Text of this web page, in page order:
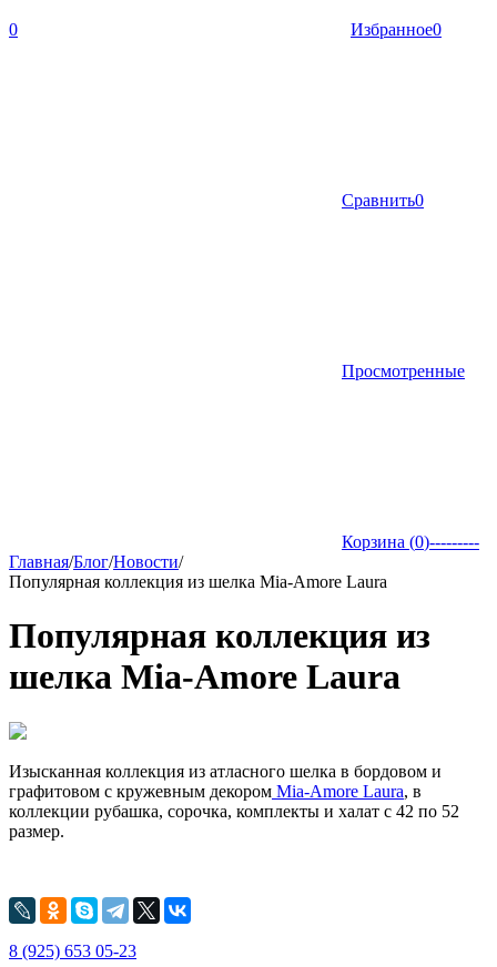
0 Избранное0
Сравнить0
Просмотренные
Корзина (0)---------
Главная/Блог/Новости/
Популярная коллекция из шелка Mia-Amore Laura
Популярная коллекция из
шелка Mia-Amore Laura
Изысканная коллекция из атласного шелка в бордовом и
графитовом с кружевным декором Mia-Amore Laura, в
коллекции рубашка, сорочка, комплекты и халат c 42 по 52
размер.
8 (925) 653 05-23